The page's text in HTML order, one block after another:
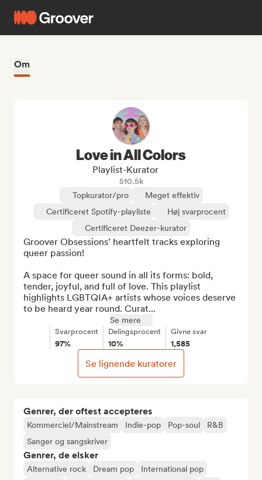
Om
Genrer, der oftest accepteres
Kommerciel/Mainstream Indie-pop Pop-soul
R&B
Sanger og sangskriver
Genrer, de elsker
Alternative rock Dream pop
International pop
Love in All Colors
Playlist-Kurator
510.5k
Topkurator/pro
Meget effektiv
Certificeret Spotify-playliste
Høj svarprocent
Certificeret Deezer-kurator
Groover Obsessions’ heartfelt tracks exploring
queer passion!
A space for queer sound in all its forms: bold,
tender, joyful, and full of love. This playlist
highlights LGBTQIA+ artists whose voices deserve
to be heard year round. Curat...
Se mere
Svarprocent
97%
Delingsprocent
10%
Givne svar
1,585
Se lignende kuratorer